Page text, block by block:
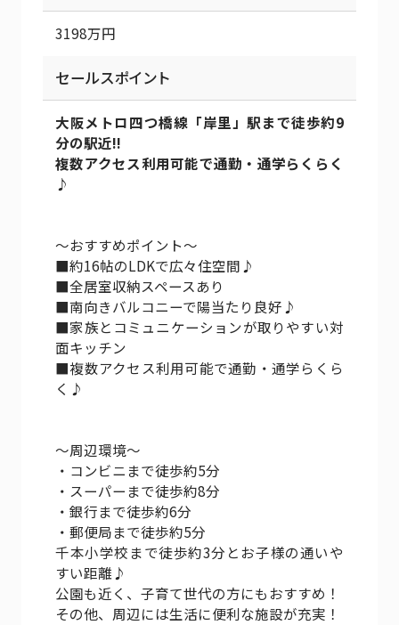
3198万円
セールスポイント
大阪メトロ四つ橋線「岸里」駅まで徒歩約9
分の駅近!!
複数アクセス利用可能で通勤・通学らくらく
♪
～おすすめポイント～
■約16帖のLDKで広々住空間♪
■全居室収納スペースあり
■南向きバルコニーで陽当たり良好♪
■家族とコミュニケーションが取りやすい対
面キッチン
■複数アクセス利用可能で通勤・通学らくら
く♪
～周辺環境～
・コンビニまで徒歩約5分
・スーパーまで徒歩約8分
・銀行まで徒歩約6分
・郵便局まで徒歩約5分
千本小学校まで徒歩約3分とお子様の通いや
すい距離♪
公園も近く、子育て世代の方にもおすすめ！
その他、周辺には生活に便利な施設が充実！